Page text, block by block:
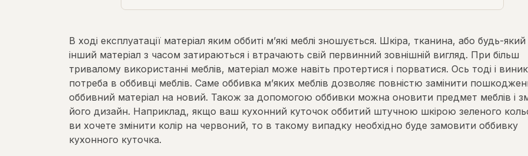
В ході експлуатації матеріал яким оббиті м’які меблі зношується. Шкіра, тканина, або будь-який
інший матеріал з часом затираються і втрачають свій первинний зовнішній вигляд. При більш
тривалому використанні меблів, матеріал може навіть протертися і порватися. Ось тоді і
потреба в оббивці меблів. Саме оббивка м’яких меблів дозволяє повністю замінити
оббивний матеріал на новий. Також за допомогою оббивки можна оновити предмет меблів і
його дизайн. Наприклад, якщо ваш кухонний куточок оббитий штучною шкірою зеленого
ви хочете змінити колір на червоний, то в такому випадку необхідно буде замовити оббивку
кухонного куточка.